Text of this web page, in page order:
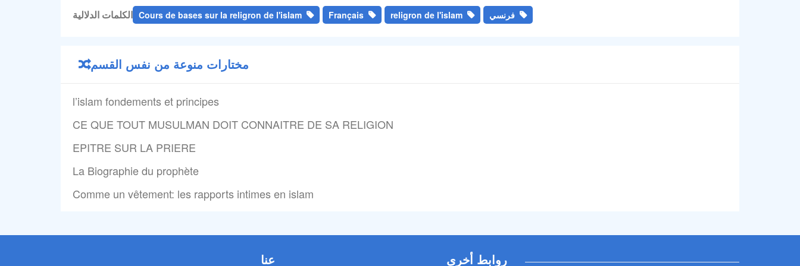
الكلمات الدلالية Cours de bases sur la religron de l'islam Français religron de l'islam فرنسي
مختارات منوعة من نفس القسم
l’islam fondements et principes
CE QUE TOUT MUSULMAN DOIT CONNAITRE DE SA RELIGION
EPITRE SUR LA PRIERE
La Biographie du prophète
Comme un vêtement: les rapports intimes en islam
عنا روابط أخرى